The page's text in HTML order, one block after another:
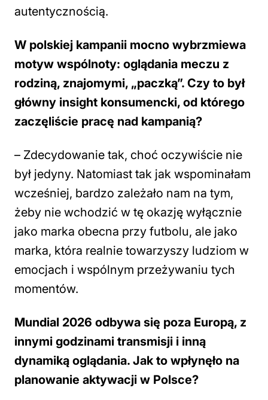
autentycznością.
W polskiej kampanii mocno wybrzmiewa
motyw wspólnoty: oglądania meczu z
rodziną, znajomymi, „paczką”. Czy to był
główny insight konsumencki, od którego
zaczęliście pracę nad kampanią?
– Zdecydowanie tak, choć oczywiście nie
był jedyny. Natomiast tak jak wspominałam
wcześniej, bardzo zależało nam na tym,
żeby nie wchodzić w tę okazję wyłącznie
jako marka obecna przy futbolu, ale jako
marka, która realnie towarzyszy ludziom w
emocjach i wspólnym przeżywaniu tych
momentów.
Mundial 2026 odbywa się poza Europą, z
innymi godzinami transmisji i inną
dynamiką oglądania. Jak to wpłynęło na
planowanie aktywacji w Polsce?